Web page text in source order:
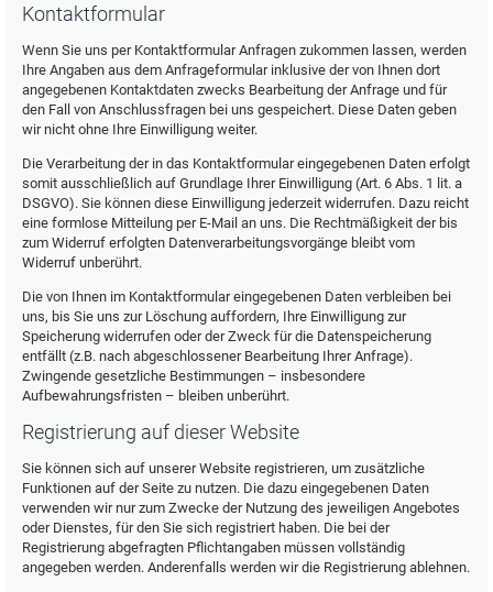
Kontaktformular
Wenn Sie uns per Kontaktformular Anfragen zukommen lassen, werden
Ihre Angaben aus dem Anfrageformular inklusive der von Ihnen dort
angegebenen Kontaktdaten zwecks Bearbeitung der Anfrage und für
den Fall von Anschlussfragen bei uns gespeichert. Diese Daten geben
wir nicht ohne Ihre Einwilligung weiter.
Die Verarbeitung der in das Kontaktformular eingegebenen Daten erfolgt
somit ausschließlich auf Grundlage Ihrer Einwilligung (Art. 6 Abs. 1 lit. a
DSGVO). Sie können diese Einwilligung jederzeit widerrufen. Dazu reicht
eine formlose Mitteilung per E-Mail an uns. Die Rechtmäßigkeit der bis
zum Widerruf erfolgten Datenverarbeitungsvorgänge bleibt vom
Widerruf unberührt.
Die von Ihnen im Kontaktformular eingegebenen Daten verbleiben bei
uns, bis Sie uns zur Löschung auffordern, Ihre Einwilligung zur
Speicherung widerrufen oder der Zweck für die Datenspeicherung
entfällt (z.B. nach abgeschlossener Bearbeitung Ihrer Anfrage).
Zwingende gesetzliche Bestimmungen – insbesondere
Aufbewahrungsfristen – bleiben unberührt.
Registrierung auf dieser Website
Sie können sich auf unserer Website registrieren, um zusätzliche
Funktionen auf der Seite zu nutzen. Die dazu eingegebenen Daten
verwenden wir nur zum Zwecke der Nutzung des jeweiligen Angebotes
oder Dienstes, für den Sie sich registriert haben. Die bei der
Registrierung abgefragten Pflichtangaben müssen vollständig
angegeben werden. Anderenfalls werden wir die Registrierung ablehnen.